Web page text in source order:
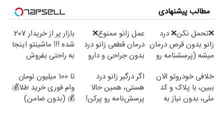
مطالب پیشنهادی
❌تحمل نکن❌ درد
زانو بدون قرص درمان
میشه (پرسشنامه رو
عمل زانو ممنوع❌
درمان قطعی زانو درد
بدون جراحی و دارو
بازار پر از خریدار 207
شده !!! ماشینتو اینجا
به راحتی بفروش
خلافی خودروتو الان
ببین، با پلاک و کد
ملی، بدون نیاز به
اگر درگیر زانو درد
هستی، همین حالا
پرسش‌نامه رو پرکن!
تا 100 میلیون تومان
وام فوری خرید طلا💰
💰 (بدون ضامن)